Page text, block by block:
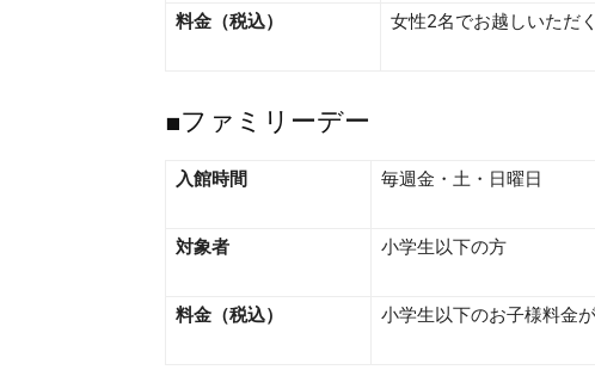
料金（税込） 女性2名でお越しいただ
■ファミリーデー
入館時間 毎週金・土・日曜日
対象者 小学生以下の方
料金（税込） 小学生以下のお子様料金